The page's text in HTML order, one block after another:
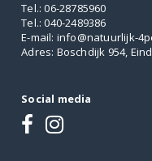
Tel.: 06-28785960
Tel.: 040-2489386
E-mail: info@natuurlijk-
Adres: Boschdijk 954,
Social media